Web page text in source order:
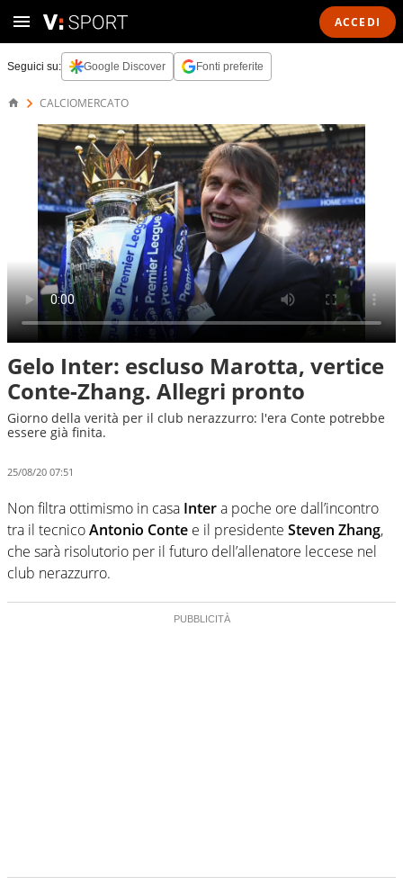
ACCEDI
Seguici su: Google Discover Fonti preferite
CALCIOMERCATO
Gelo Inter: escluso Marotta, vertice
Conte-Zhang. Allegri pronto
Giorno della verità per il club nerazzurro: l'era Conte potrebbe
essere già finita.
25/08/20 07:51
Non filtra ottimismo in casa Intera poche ore dall’incontro
tra il tecnicoAntonio Conte e il presidente Steven Zhang,
che sarà risolutorio per il futuro dell’allenatore leccese nel
club nerazzurro.